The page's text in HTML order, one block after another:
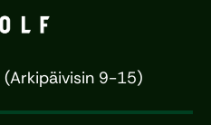
9-15)